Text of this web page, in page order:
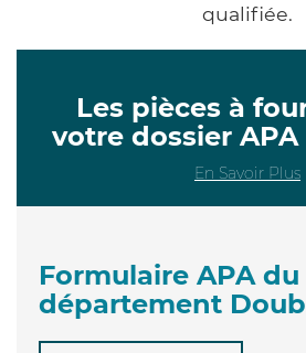
qualifiée.
Les pièces à
votre dossier
En Savoir Plus
Formulaire APA du
département